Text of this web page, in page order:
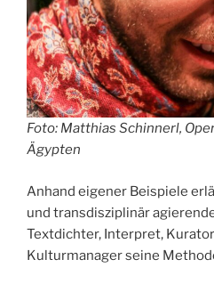
Foto: Matthias Schinnerl,
Ägypten
Anhand eigener Beispiele
und transdisziplinär
Textdichter, Interpret,
Kulturmanager seine